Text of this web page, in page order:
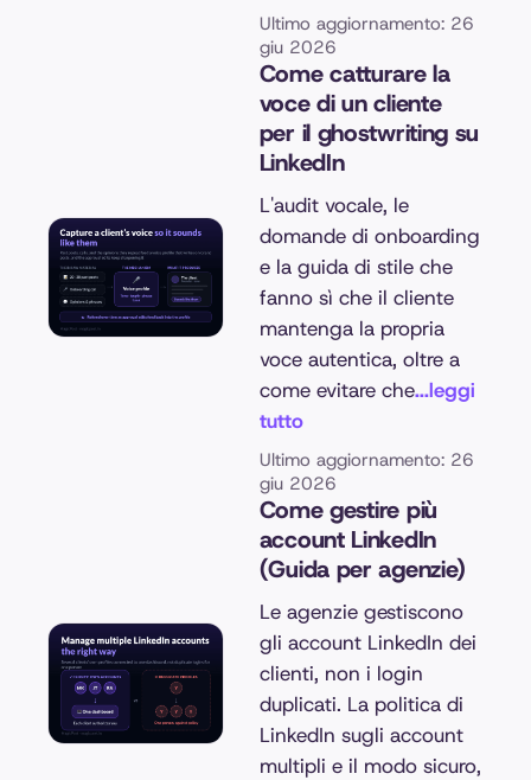
Ultimo aggiornamento: 26
giu 2026
Come catturare la
voce di un cliente
per il ghostwriting su
LinkedIn
L'audit vocale, le
domande di onboarding
e la guida di stile che
fanno sì che il cliente
mantenga la propria
voce autentica, oltre a
come evitare che...leggi
tutto
Ultimo aggiornamento: 26
giu 2026
Come gestire più
account LinkedIn
(Guida per agenzie)
Le agenzie gestiscono
gli account LinkedIn dei
clienti, non i login
duplicati. La politica di
LinkedIn sugli account
multipli e il modo sicuro,